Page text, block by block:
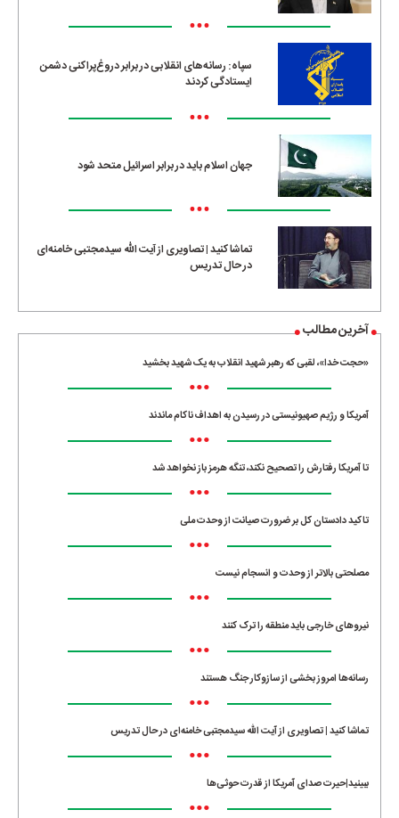
•••
سپاه: رسانه‌های انقلابی در برابر دروغ‌پراکنی دشمن
ایستادگی کردند
•••
جهان اسلام باید در برابر اسرائیل متحد شود
•••
تماشا کنید | تصاویری از آیت الله سیدمجتبی خامنه‌ای
در حال تدریس
آخرین مطالب
«حجت خدا»، لقبی که رهبر شهید انقلاب به یک شهید بخشید
•••
آمریکا و رژیم صهیونیستی در رسیدن به اهداف ناکام ماندند
•••
تا آمریکا رفتارش را تصحیح نکند، تنگه هرمز باز نخواهد شد
•••
تاکید دادستان کل بر ضرورت صیانت از وحدت ملی
•••
مصلحتی بالاتر از وحدت و انسجام نیست
•••
نیروهای خارجی باید منطقه را ترک کنند
•••
رسانه‌ها امروز بخشی از سازوکار جنگ هستند
•••
تماشا کنید | تصاویری از آیت الله سیدمجتبی خامنه‌ای در حال تدریس
•••
ببینید|حیرت صدای آمریکا از قدرت حوثی‌ها
•••